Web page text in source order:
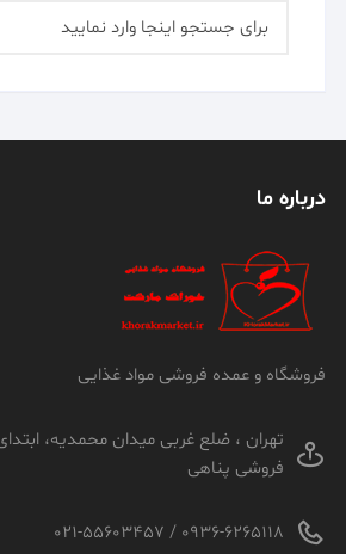
برای:
درباره ما
فروشگاه و عمده فروشی مواد غذایی
تهران ، ضلع غربی میدان محمدیه،
فروشی پناهی
0936-6265118 / 021-55603457